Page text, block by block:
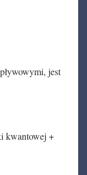
jest
kwantowej +